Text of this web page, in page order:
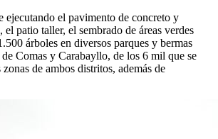
ejecutando el pavimento de concreto y
el patio taller, el sembrado de áreas verdes
árboles en diversos parques y bermas
de Comas y Carabayllo, de los 6 mil que se
de ambos distritos, además de